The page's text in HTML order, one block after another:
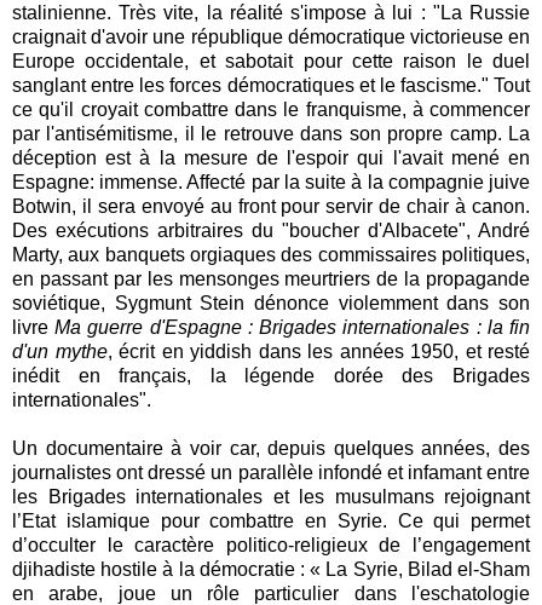
stalinienne. Très vite, la réalité s'impose à lui : "La Russie
craignait d'avoir une république démocratique victorieuse en
Europe occidentale, et sabotait pour cette raison le duel
sanglant entre les forces démocratiques et le fascisme." Tout
ce qu'il croyait combattre dans le franquisme, à commencer
par l'antisémitisme, il le retrouve dans son propre camp. La
déception est à la mesure de l'espoir qui l'avait mené en
Espagne: immense. Affecté par la suite à la compagnie juive
Botwin, il sera envoyé au front pour servir de chair à canon.
Des exécutions arbitraires du "boucher d'Albacete", André
Marty, aux banquets orgiaques des commissaires politiques,
en passant par les mensonges meurtriers de la propagande
soviétique, Sygmunt Stein dénonce violemment dans son
livreMa guerre d'Espagne : Brigades internationales : la fin
d'un mythe, écrit en yiddish dans les années 1950, et resté
inédit en français, la légende dorée des Brigades
internationales".
Un documentaire à voir car, depuis quelques années, des
journalistes ont dressé un parallèle infondé et infamant entre
les Brigades internationales et les musulmans rejoignant
l’Etat islamique pour combattre en Syrie. Ce qui permet
d’occulter le caractère politico-religieux de l’engagement
djihadiste hostile à la démocratie : « La Syrie, Bilad el-Sham
en arabe, joue un rôle particulier dans l'eschatologie